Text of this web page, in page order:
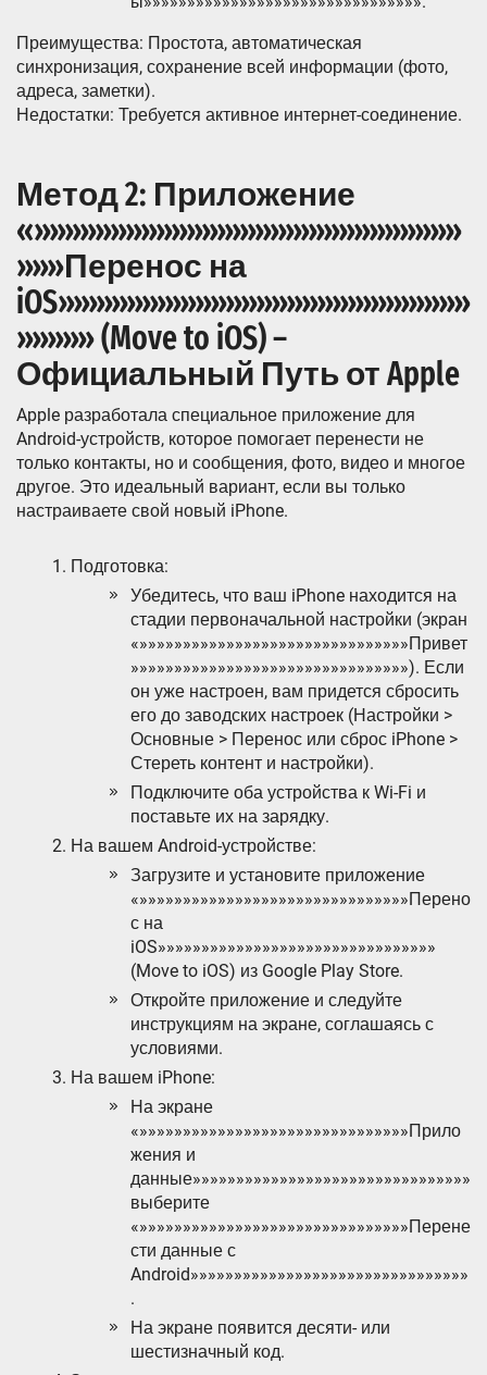
Преимущества: Простота, автоматическая
синхронизация, сохранение всей информации (фото,
адреса, заметки).
Недостатки: Требуется активное интернет-соединение.
Метод 2: Приложение
«»»»»»»»»»»»»»»»»»»»»»»»»»»»»
»»»Перенос на
iOS»»»»»»»»»»»»»»»»»»»»»»»»»»»
»»»»» (Move to iOS) –
Официальный Путь от Apple
Apple разработала специальное приложение для
Android-устройств, которое помогает перенести не
только контакты, но и сообщения, фото, видео и многое
другое. Это идеальный вариант, если вы только
настраиваете свой новый iPhone.
Подготовка:
Убедитесь, что ваш iPhone находится на
стадии первоначальной настройки (экран
«»»»»»»»»»»»»»»»»»»»»»»»»»»»»»»»Привет
»»»»»»»»»»»»»»»»»»»»»»»»»»»»»»»»). Если
он уже настроен, вам придется сбросить
его до заводских настроек (Настройки >
Основные > Перенос или сброс iPhone >
Стереть контент и настройки).
Подключите оба устройства к Wi-Fi и
поставьте их на зарядку.
На вашем Android-устройстве:
Загрузите и установите приложение
«»»»»»»»»»»»»»»»»»»»»»»»»»»»»»»»Перено
с на
iOS»»»»»»»»»»»»»»»»»»»»»»»»»»»»»»»»
(Move to iOS) из Google Play Store.
Откройте приложение и следуйте
инструкциям на экране, соглашаясь с
условиями.
На вашем iPhone:
На экране
«»»»»»»»»»»»»»»»»»»»»»»»»»»»»»»»Прило
жения и
данные»»»»»»»»»»»»»»»»»»»»»»»»»»»»»»»»
выберите
«»»»»»»»»»»»»»»»»»»»»»»»»»»»»»»»Перене
сти данные с
Android»»»»»»»»»»»»»»»»»»»»»»»»»»»»»»»»
.
На экране появится десяти- или
шестизначный код.